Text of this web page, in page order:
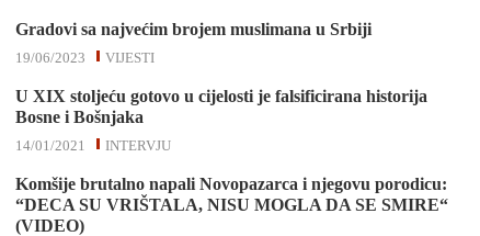
Gradovi sa najvećim brojem muslimana u Srbiji
VIJESTI
19/06/2023
U XIX stoljeću gotovo u cijelosti je falsificirana historija
Bosne i Bošnjaka
INTERVJU
14/01/2021
Komšije brutalno napali Novopazarca i njegovu porodicu:
“DECA SU VRIŠTALA, NISU MOGLA DA SE SMIRE“
(VIDEO)